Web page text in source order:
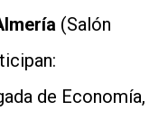
(Salón
de Economía,